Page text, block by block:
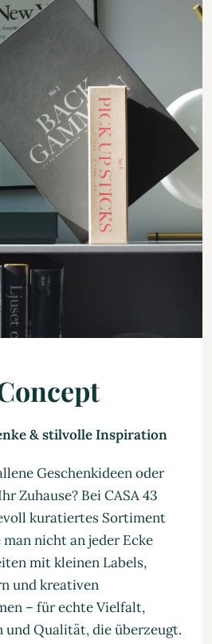
& stilvolle Inspiration
Geschenkideen oder
Zuhause? Bei CASA 43
kuratiertes Sortiment
nicht an jeder Ecke
mit kleinen Labels,
und kreativen
– für echte Vielfalt,
und Qualität, die überzeugt.